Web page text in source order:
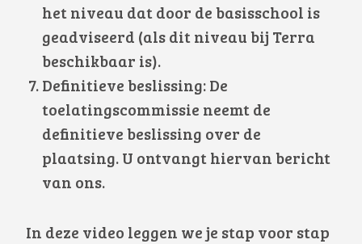
het niveau dat door de basisschool is
geadviseerd (als dit niveau bij Terra
beschikbaar is).
Definitieve beslissing: De
toelatingscommissie neemt de
definitieve beslissing over de
plaatsing. U ontvangt hiervan bericht
van ons.
In deze video leggen we je stap voor stap